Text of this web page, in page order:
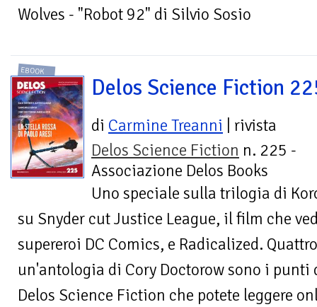
Wolves - "Robot 92" di Silvio Sosio
EBOOK
Delos Science Fiction
di Carmine Treanni | rivista
Delos Science Fiction n. 225 -
Associazione Delos Books
Uno speciale sulla trilogia di
su Snyder cut Justice League, il film che
supereroi DC Comics, e Radicalized.
un'antologia di Cory Doctorow sono i
Delos Science Fiction che potete leggere